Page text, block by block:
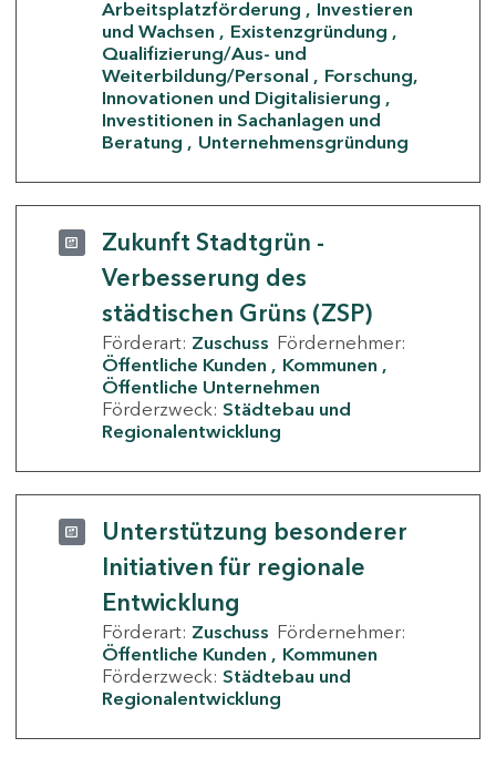
Arbeitsplatzförderung
Investieren
und Wachsen
Existenzgründung
Qualifizierung/Aus- und
Weiterbildung/Personal
Forschung,
Innovationen und Digitalisierung
Investitionen in Sachanlagen und
Beratung
Unternehmensgründung
Zukunft Stadtgrün -
Verbesserung des
städtischen Grüns (ZSP)
Förderart: Zuschuss Fördernehmer:
Öffentliche Kunden
Kommunen
Öffentliche Unternehmen
Förderzweck: Städtebau und
Regionalentwicklung
Unterstützung besonderer
Initiativen für regionale
Entwicklung
Förderart: Zuschuss Fördernehmer:
Öffentliche Kunden
Kommunen
Förderzweck: Städtebau und
Regionalentwicklung